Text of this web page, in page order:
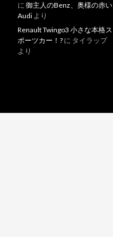
に 御主人のBenz、奥様の赤い
Audi より
Renault Twingo3 小さな本格ス
ポーツカー！? に タイラップ
より